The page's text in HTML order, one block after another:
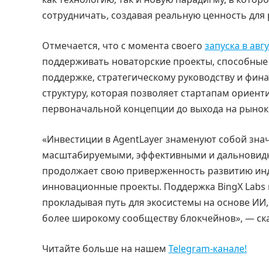
сотрудничать, создавая реальную ценность
Отмечается, что с момента своего запуска в
поддерживать новаторские проекты,
поддержке, стратегическому руководству и
структуру, которая позволяет стартапам
первоначальной концепции до выхода на
«Инвестиции в AgentLayer знаменуют собой
масштабируемыми, эффективными и
продолжает свою приверженность развитию
инновационные проекты. Поддержка BingX Labs
прокладывая путь для экосистемы на основе
более широкому сообществу блокчейнов», —
Читайте больше на нашем Telegram-канале!